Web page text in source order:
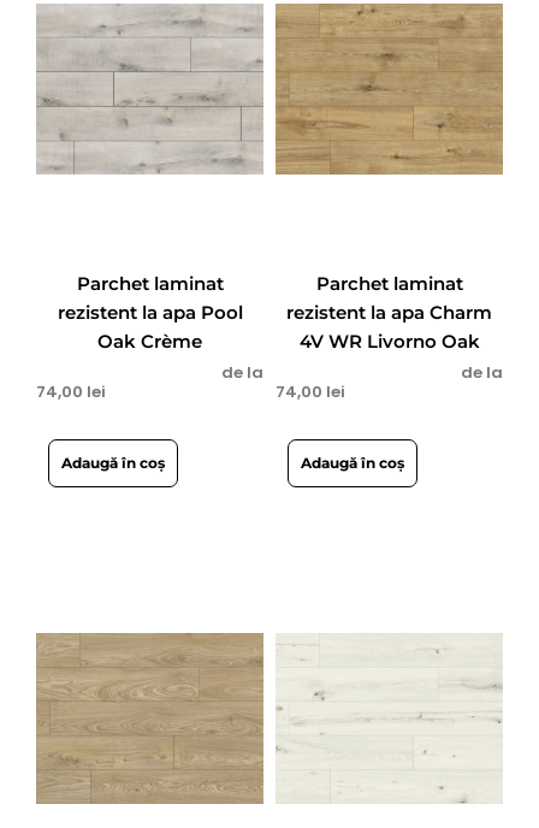
Parchet laminat
rezistent la apa Pool
Oak Crème
de la
74,00 lei
Adaugă în coș
Parchet laminat
rezistent la apa Charm
4V WR Livorno Oak
de la
74,00 lei
Adaugă în coș